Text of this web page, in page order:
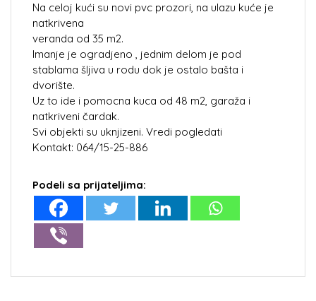
Na celoj kući su novi pvc prozori, na ulazu kuće je
natkrivena
veranda od 35 m2.
Imanje je ogradjeno , jednim delom je pod
stablama šljiva u rodu dok je ostalo bašta i
dvorište.
Uz to ide i pomocna kuca od 48 m2, garaža i
natkriveni čardak.
Svi objekti su uknjizeni. Vredi pogledati
Kontakt: 064/15-25-886
Podeli sa prijateljima: